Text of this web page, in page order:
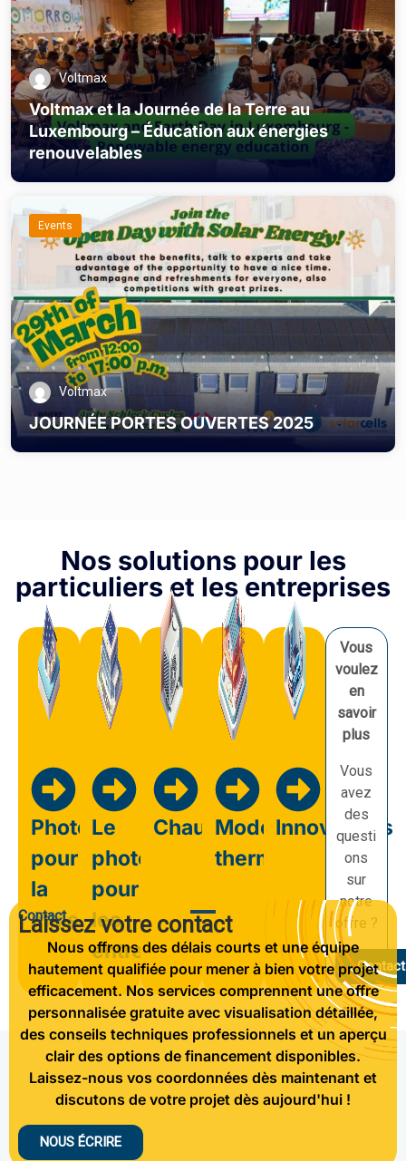
Voltmax
Voltmax et la Journée de la Terre au
Luxembourg – Éducation aux énergies
renouvelables
Events
Voltmax
JOURNÉE PORTES OUVERTES 2025
Nos solutions pour les
particuliers et les entreprises
Photovoltaïque
pour
la
maison
Le
photovoltaïque
pour
les
entreprises
ChauffageModernisation
thermique
Innovations
Vous
voulez
en
savoir
plus
Vous
avez
des
questi
ons
sur
notre
offre ?
Contact
Contact
Laissez votre contact
Nous offrons des délais courts et une équipe
hautement qualifiée pour mener à bien votre projet
efficacement. Nos services comprennent une offre
personnalisée gratuite avec visualisation détaillée,
des conseils techniques professionnels et un aperçu
clair des options de financement disponibles.
Laissez-nous vos coordonnées dès maintenant et
discutons de votre projet dès aujourd'hui !
NOUS ÉCRIRE